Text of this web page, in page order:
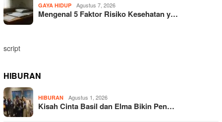
GAYA HIDUP Agustus 7, 2026
Mengenal 5 Faktor Risiko Kesehatan y…
script
HIBURAN
HIBURAN Agustus 1, 2026
Kisah Cinta Basil dan Elma Bikin Pen…